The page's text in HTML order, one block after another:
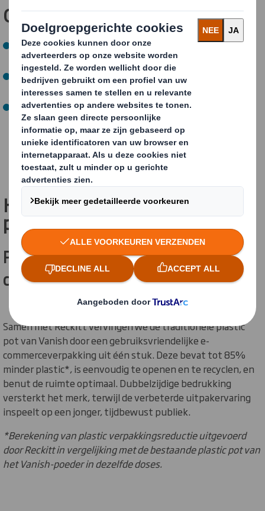
OnzeNEXT-doelstellingen
Uiterlijk in 2030 optimaliseren we elke vezel voor elke
supply chain (op schema)
Uiterlijk in 2030 sturen we geen afval meer naar de
stortplaats (op schema)
Uiterlijk in 2030 streven we ernaar dat al onze
verpakkingen worden gerecycled of hergebruikt (op
schema)
Hoe brengen we dit in de
praktijk?
Praktische recyclebare e-
commerceverpakking voor Reckitt
Samen met Reckitt vervingen we de traditionele plastic
pot van Vanish door een gebruiksvriendelijke e-
commerceverpakking uit één stuk. Deze bevat tot 85%
minder plastic*, is eenvoudig te openen en te recyclen, en
benut de ruimte optimaal. Dubbelzijdige bedrukking
versterkt het merk, terwijl de verbeterde uitpakervaring
inspeelt op een jonger, tijdbewust publiek.
*Berekening van plastic verpakkingsreductie uitgevoerd
door Reckitt in vergelijking met de bestaande plastic pot van
het Vanish-poeder in dezelfde doses.